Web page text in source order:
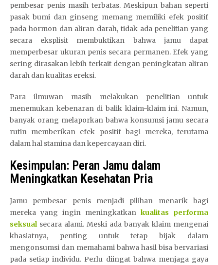
pembesar penis masih terbatas. Meskipun bahan seperti
pasak bumi dan ginseng memang memiliki efek positif
pada hormon dan aliran darah, tidak ada penelitian yang
secara eksplisit membuktikan bahwa jamu dapat
memperbesar ukuran penis secara permanen. Efek yang
sering dirasakan lebih terkait dengan peningkatan aliran
darah dan kualitas ereksi.
Para ilmuwan masih melakukan penelitian untuk
menemukan kebenaran di balik klaim-klaim ini. Namun,
banyak orang melaporkan bahwa konsumsi jamu secara
rutin memberikan efek positif bagi mereka, terutama
dalam hal stamina dan kepercayaan diri.
Kesimpulan: Peran Jamu dalam
Meningkatkan Kesehatan Pria
Jamu pembesar penis menjadi pilihan menarik bagi
mereka yang ingin meningkatkan kualitas performa
seksual secara alami. Meski ada banyak klaim mengenai
khasiatnya, penting untuk tetap bijak dalam
mengonsumsi dan memahami bahwa hasil bisa bervariasi
pada setiap individu. Perlu diingat bahwa menjaga gaya